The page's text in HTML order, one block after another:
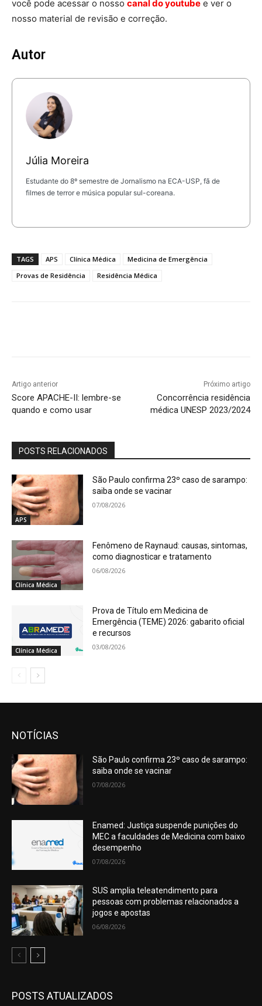
você pode acessar o nosso canal do youtube e ver o
nosso material de revisão e correção.
Autor
Júlia Moreira
Estudante do 8º semestre de Jornalismo na ECA-USP, fã de
filmes de terror e música popular sul-coreana.
TAGS APS Clínica Médica
Medicina de Emergência
Provas de Residência
Residência Médica
Artigo anterior
Score APACHE-II: lembre-se
quando e como usar
Próximo artigo
Concorrência residência
médica UNESP 2023/2024
POSTS RELACIONADOS
APS
São Paulo confirma 23º caso de sarampo:
saiba onde se vacinar
07/08/2026
Clínica Médica
Fenômeno de Raynaud: causas, sintomas,
como diagnosticar e tratamento
06/08/2026
Clínica Médica
Prova de Título em Medicina de
Emergência (TEME) 2026: gabarito oficial
e recursos
03/08/2026
NOTÍCIAS
São Paulo confirma 23º caso de sarampo:
saiba onde se vacinar
07/08/2026
Enamed: Justiça suspende punições do
MEC a faculdades de Medicina com baixo
desempenho
07/08/2026
SUS amplia teleatendimento para
pessoas com problemas relacionados a
jogos e apostas
06/08/2026
POSTS ATUALIZADOS